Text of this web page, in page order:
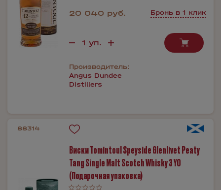
20 040 руб. Бронь в 1 клик
Производитель:
Angus Dundee
Distillers
88314
Виски Tomintoul Speyside Glenlivet Peaty
Tang Single Malt Scotch Whisky 3 YO
(Подарочная упаковка)